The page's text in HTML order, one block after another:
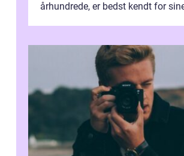
århundrede, er bedst kendt for